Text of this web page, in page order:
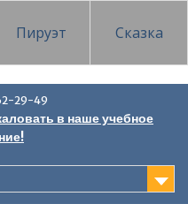
Пируэт Сказка
29-49
в наше учебное